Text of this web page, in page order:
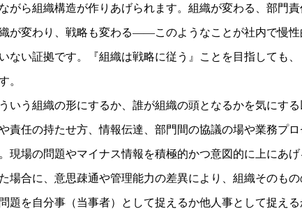
がら組織構造が作りあげられます。組織が変わる、部門
が変わり、戦略も変わる――このようなことが社内で慢
ない証拠です。『組織は戦略に従う』ことを目指しても
。
いう組織の形にするか、誰が組織の頭となるかを気にす
責任の持たせ方、情報伝達、部門間の協議の場や業務プ
現場の問題やマイナス情報を積極的かつ意図的に上にあ
場合に、意思疎通や管理能力の差異により、組織そのも
題を自分事（当事者）として捉えるか他人事として捉え